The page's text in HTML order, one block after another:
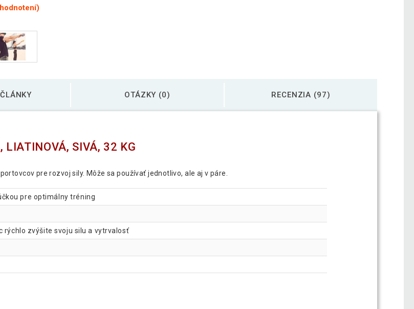
OTÁZKY (0) RECENZIA (97)
LIATINOVÁ, SIVÁ, 32 KG
pre rozvoj sily. Môže sa používať jednotlivo, ale aj v páre.
pre optimálny tréning
rýchlo zvýšite svoju silu a vytrvalosť